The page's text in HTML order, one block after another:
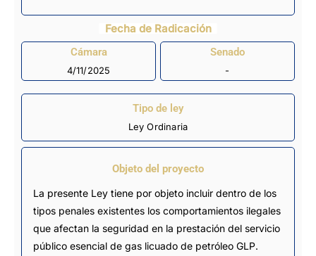
Fecha de Radicación
Cámara
4/11/2025
Senado
-
Tipo de ley
Ley Ordinaria
Objeto del proyecto
La presente Ley tiene por objeto incluir dentro de los
tipos penales existentes los comportamientos ilegales
que afectan la seguridad en la prestación del servicio
público esencial de gas licuado de petróleo GLP.